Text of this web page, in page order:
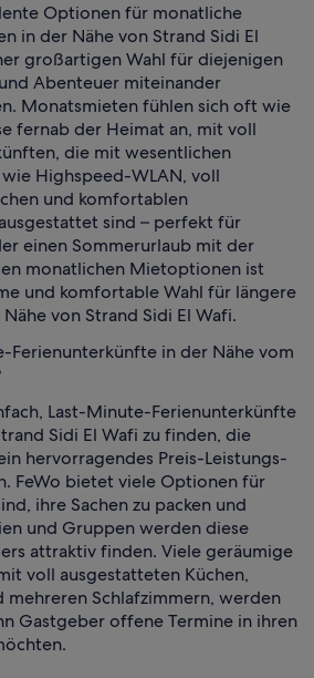
Optionen für monatliche
in der Nähe von Strand Sidi El
großartigen Wahl für diejenigen
Abenteuer miteinander
Monatsmieten fühlen sich oft wie
fernab der Heimat an, mit voll
die mit wesentlichen
Highspeed-WLAN, voll
und komfortablen
sind – perfekt für
einen Sommerurlaub mit der
monatlichen Mietoptionen ist
und komfortable Wahl für längere
von Strand Sidi El Wafi.
Ferienunterkünfte in der Nähe vom
Last-Minute-Ferienunterkünfte
Sidi El Wafi zu finden, die
hervorragendes Preis-Leistungs-
FeWo bietet viele Optionen für
ihre Sachen zu packen und
und Gruppen werden diese
attraktiv finden. Viele geräumige
voll ausgestatteten Küchen,
mehreren Schlafzimmern, werden
Gastgeber offene Termine in ihren